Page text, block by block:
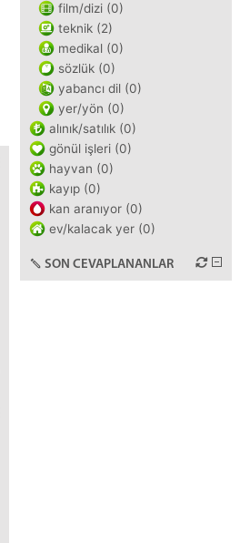
film/dizi (0)
teknik (2)
medikal (0)
sözlük (0)
yabancı dil (0)
yer/yön (0)
alınık/satılık (0)
gönül işleri (0)
hayvan (0)
kayıp (0)
kan aranıyor (0)
ev/kalacak yer (0)
SON CEVAPLANANLAR